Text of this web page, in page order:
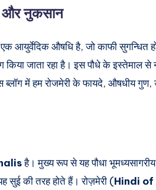
और नुकसान
एक आयुर्वेदिक औषधि है, जो काफी सुगन्धित
किया जाता रहा है। इस पौधे के
में हम रोजमेरी के फायदे, औषधीय
है। मुख्य रूप से यह पौधा
सुई की तरह होते हैं। रोज़मेरी (Hindi